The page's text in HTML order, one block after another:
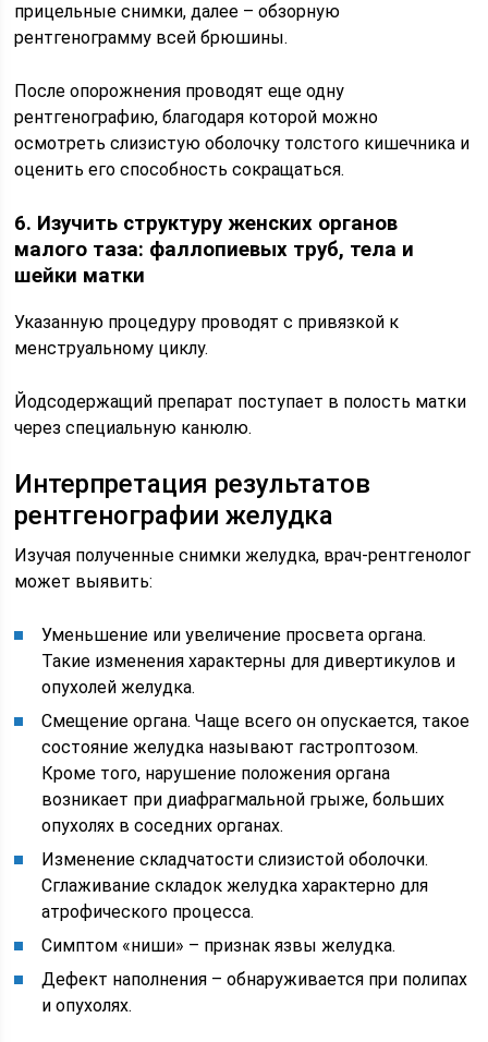
прицельные снимки, далее – обзорную
рентгенограмму всей брюшины.
После опорожнения проводят еще одну
рентгенографию, благодаря которой можно
осмотреть слизистую оболочку толстого кишечника и
оценить его способность сокращаться.
6. Изучить структуру женских органов
малого таза: фаллопиевых труб, тела и
шейки матки
Указанную процедуру проводят с привязкой к
менструальному циклу.
Йодсодержащий препарат поступает в полость матки
через специальную канюлю.
Интерпретация результатов
рентгенографии желудка
Изучая полученные снимки желудка, врач-рентгенолог
может выявить:
Уменьшение или увеличение просвета органа.
Такие изменения характерны для дивертикулов и
опухолей желудка.
Смещение органа. Чаще всего он опускается, такое
состояние желудка называют гастроптозом.
Кроме того, нарушение положения органа
возникает при диафрагмальной грыже, больших
опухолях в соседних органах.
Изменение складчатости слизистой оболочки.
Сглаживание складок желудка характерно для
атрофического процесса.
Симптом «ниши» – признак язвы желудка.
Дефект наполнения – обнаруживается при полипах
и опухолях.